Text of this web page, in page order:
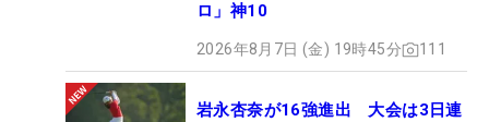
ロ」神10
2026年8月7日 (金) 19時45分 111
岩永杏奈が16強進出 大会は3日連